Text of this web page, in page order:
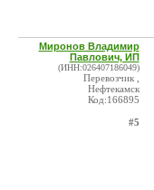
Миронов Владимир
Павлович, ИП
(ИНН:026407186049)
Перевозчик ,
Нефтекамск
Код:166895
#5